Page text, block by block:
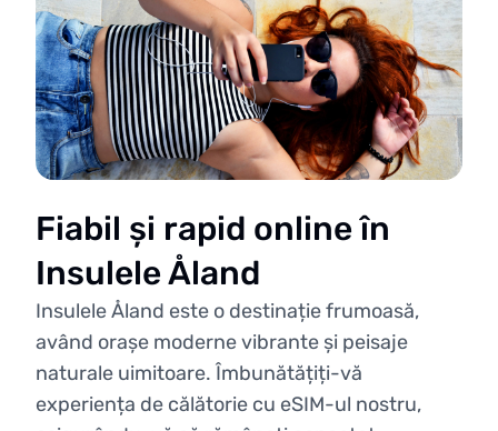
Fiabil și rapid online în
Insulele Åland
Insulele Åland este o destinație frumoasă,
având orașe moderne vibrante și peisaje
naturale uimitoare. Îmbunătățiți-vă
experiența de călătorie cu eSIM-ul nostru,